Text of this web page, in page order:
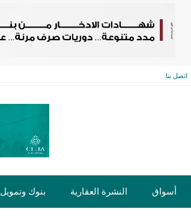
اتصل بنا
أسواق النشرة العقارية بنوك وتمويل